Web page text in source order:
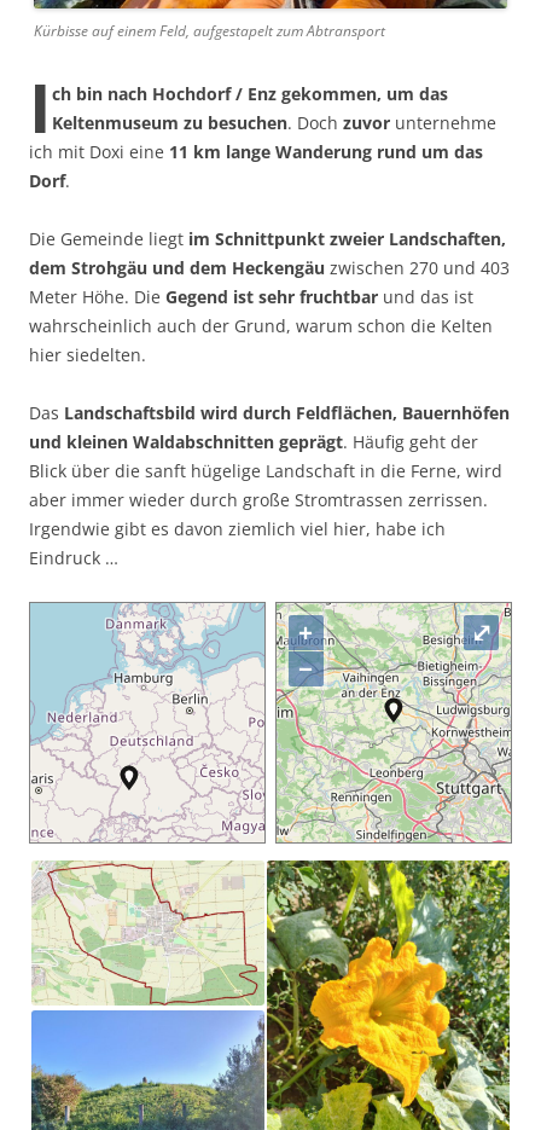
Kürbisse auf einem Feld, aufgestapelt zum Abtransport
I ch bin nach Hochdorf / Enz gekommen, um das
Keltenmuseum zu besuchen. Doch zuvor unternehme
ich mit Doxi eine 11 km lange Wanderung rund um das
Dorf.
Die Gemeinde liegt im Schnittpunkt zweier Landschaften,
dem Strohgäu und dem Heckengäu zwischen 270 und 403
Meter Höhe. Die Gegend ist sehr fruchtbar und das ist
wahrscheinlich auch der Grund, warum schon die Kelten
hier siedelten.
Das Landschaftsbild wird durch Feldflächen, Bauernhöfen
und kleinen Waldabschnitten geprägt. Häufig geht der
Blick über die sanft hügelige Landschaft in die Ferne, wird
aber immer wieder durch große Stromtrassen zerrissen.
Irgendwie gibt es davon ziemlich viel hier, habe ich
Eindruck …
+
−
⤢